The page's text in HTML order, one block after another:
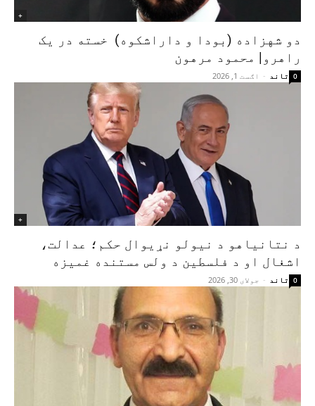
+
دو شهزاده (بودا و داراشکوه) خسته در یک
راهرو| محمود مرهون
تاند - اګست 1, 2026 0
+
د نتانیاهو د نیولو نړیوال حکم؛ عدالت،
اشغال او د فلسطین د ولس مستنده غمیزه
تاند - جولای 30, 2026 0